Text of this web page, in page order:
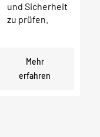
und Sicherheit
zu prüfen.
Mehr
erfahren